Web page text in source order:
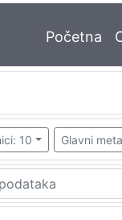
Početna
10 Glavni